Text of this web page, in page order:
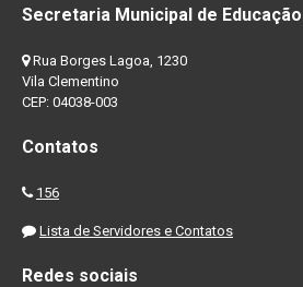
Secretaria Municipal de Educação
Rua Borges Lagoa, 1230
Vila Clementino
CEP: 04038-003
Contatos
156
Lista de Servidores e Contatos
Redes sociais